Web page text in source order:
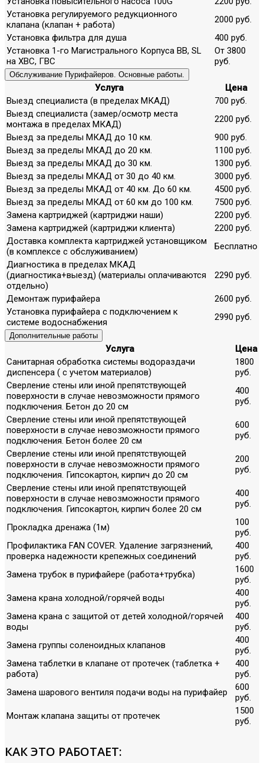
Установка регулируемого редукционного
клапана (клапан + работа)
2000 руб.
Установка фильтра для душа
400 руб.
Установка 1-го Магистрального Корпуса ВВ, SL
на ХВС, ГВС
От 3800
руб.
Обслуживание Пурифайеров. Основные работы.
Услуга
Цена
Выезд специалиста (в пределах МКАД)
700 руб.
Выезд специалиста (замер/осмотр места
монтажа в пределах МКАД)
2200 руб.
Выезд за пределы МКАД до 10 км.
900 руб.
Выезд за пределы МКАД до 20 км.
1100 руб.
Выезд за пределы МКАД до 30 км.
1300 руб.
Выезд за пределы МКАД от 30 до 40 км.
3000 руб.
Выезд за пределы МКАД от 40 км. До 60 км.
4500 руб.
Выезд за пределы МКАД от 60 км до 100 км.
7500 руб.
Замена картриджей (картриджи наши)
2200 руб.
Замена картриджей (картриджи клиента)
2200 руб.
Доставка комплекта картриджей установщиком
(в комплексе с обслуживанием)
Бесплатно
Диагностика в пределах МКАД
(диагностика+выезд) (материалы оплачиваются
отдельно)
2290 руб.
Демонтаж пурифайера
2600 руб.
Установка пурифайера с подключением к
системе водоснабжения
2990 руб.
Дополнительные работы
Услуга
Цена
Санитарная обработка системы водораздачи
диспенсера ( с учетом материалов)
1800
руб.
Сверление стены или иной препятствующей
поверхности в случае невозможности прямого
подключения. Бетон до 20 см
400
руб.
Сверление стены или иной препятствующей
поверхности в случае невозможности прямого
подключения. Бетон более 20 см
600
руб.
Сверление стены или иной препятствующей
поверхности в случае невозможности прямого
подключения. Гипсокартон, кирпич до 20 см
200
руб.
Сверление стены или иной препятствующей
поверхности в случае невозможности прямого
подключения. Гипсокартон, кирпич более 20 см
400
руб.
Прокладка дренажа (1м)
100
руб.
Профилактика FAN COVER. Удаление загрязнений,
проверка надежности крепежных соединений
400
руб.
Замена трубок в пурифайере (работа+трубка)
1600
руб.
Замена крана холодной/горячей воды
400
руб.
Замена крана с защитой от детей холодной/горячей
воды
400
руб.
Замена группы соленоидных клапанов
400
руб.
Замена таблетки в клапане от протечек (таблетка +
работа)
400
руб.
Замена шарового вентиля подачи воды на пурифайер
600
руб.
Монтаж клапана защиты от протечек
1500
руб.
КАК ЭТО РАБОТАЕТ: